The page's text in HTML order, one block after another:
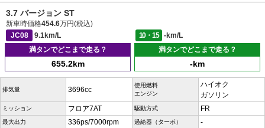
3.7 バージョン ST
新車時価格454.6万円(税込)
JC08
9.1km/L 10・15
-km/L
満タンでどこまで走る？
655.2km
満タンでどこまで走る？
-km
排気量 3696cc
使用燃料
エンジン
ハイオク
ガソリン
ミッション フロア7AT 駆動方式 FR
最大出力 336ps/7000rpm 過給器（ターボ） -